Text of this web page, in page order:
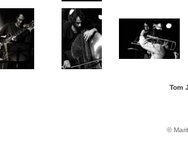
Tom
©